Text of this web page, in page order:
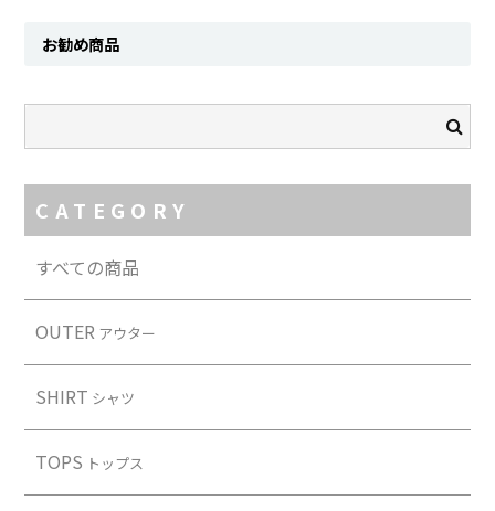
ACCESSORY
OTHER
About
Contact
お勧め商品
CATEGORY
すべての商品
OUTER アウター
SHIRT シャツ
TOPS トップス